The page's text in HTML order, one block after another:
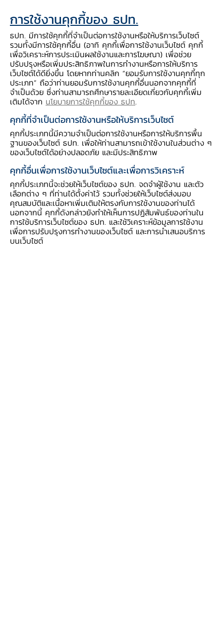
จากผู้แทนจาก 5 หน่วยงาน ได้แก่
ธนาคารโลก สำนักงานประเทศไทย
มหาวิทยาลัยเชียงใหม่ มหาวิทยาลัยแม่ฟ้า
หลวง มหาวิทยาลัยนเรศวร และสถาบันวิจัย
เศรษฐกิจป๋วย อึ๊งภากรณ์ ร่วมให้ความคิด
เห็น
ผู้เข้าร่วมโครงการในครั้งนี้ได้ร่วมกันหารือถึง
แนวทางเพื่อยกระดับเศรษฐกิจภาคเหนือซึ่ง
จัดเป็นหมวดหมู่ได้ 5 กลุ่มหลัก ได้แก่ 1)
การพัฒนากำลังแรงงาน 2) การสนับสนุน
ธุรกิจและเศรษฐกิจ 3) การพัฒนานโยบาย
และยุทธศาสตร์ 4) การพัฒนาโครงสร้าง
พื้นฐาน ชุมชนและสังคม และ 5) การ
อนุรักษ์และส่งเสริมความยั่งยืน โดยให้ความ
สำคัญกับการกำหนดทิศทางของ growth
engine ของพื้นที่ภาคเหนือในระยะข้างหน้า
การใช้งานคุกกี้ของ ธปท.
ธปท. มีการใช้คุกกี้ที่จำเป็นต่อการใช้งานหรือให้บริการเว็บไซต์
รวมทั้งมีการใช้คุกกี้อื่น (อาทิ คุกกี้เพื่อการใช้งานเว็บไซต์ คุกกี้
เพื่อวิเคราะห์การประเมินผลใช้งานและการโฆษณา) เพื่อช่วย
ปรับปรุงหรือเพิ่มประสิทธิภาพในการทำงานหรือการให้บริการ
เว็บไซต์ได้ดียิ่งขึ้น โดยหากท่านคลิก “ยอมรับการใช้งานคุกกี้ทุก
ประเภท” ถือว่าท่านยอมรับการใช้งานคุกกี้อื่นนอกจากคุกกี้ที่
จำเป็นด้วย ซึ่งท่านสามารถศึกษารายละเอียดเกี่ยวกับคุกกี้เพิ่ม
เติมได้จาก นโยบายการใช้คุกกี้ของ ธปท.
คุกกี้ที่จำเป็นต่อการใช้งานหรือให้บริการเว็บไซต์
คุกกี้ประเภทนี้มีความจำเป็นต่อการใช้งานหรือการให้บริการพื้น
ฐานของเว็บไซต์ ธปท. เพื่อให้ท่านสามารถเข้าใช้งานในส่วนต่าง ๆ
ของเว็บไซต์ได้อย่างปลอดภัย และมีประสิทธิภาพ
คุกกี้อื่นเพื่อการใช้งานเว็บไซต์และเพื่อการวิเคราะห์
คุกกี้ประเภทนี้จะช่วยให้เว็บไซต์ของ ธปท. จดจำผู้ใช้งาน และตัว
เลือกต่าง ๆ ที่ท่านได้ตั้งค่าไว้ รวมทั้งช่วยให้เว็บไซต์ส่งมอบ
คุณสมบัติและเนื้อหาเพิ่มเติมให้ตรงกับการใช้งานของท่านได้
นอกจากนี้ คุกกี้ดังกล่าวยังทำให้เห็นการปฏิสัมพันธ์ของท่านใน
การใช้บริการเว็บไซต์ของ ธปท. และใช้วิเคราะห์ข้อมูลการใช้งาน
เพื่อการปรับปรุงการทำงานของเว็บไซต์ และการนำเสนอบริการ
บนเว็บไซต์